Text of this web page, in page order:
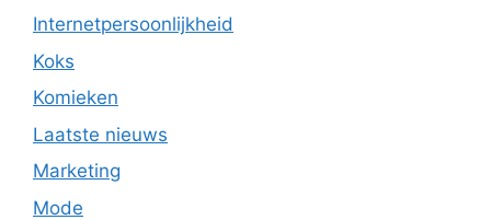
Internetpersoonlijkheid
Koks
Komieken
Laatste nieuws
Marketing
Mode